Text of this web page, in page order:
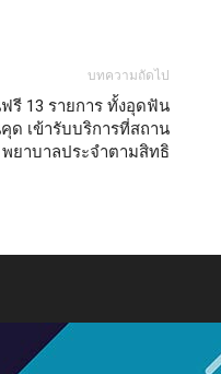
บทความถัดไป
รี 13 รายการ ทั้งอุดฟัน
เข้ารับบริการที่สถาน
พยาบาลประจำตามสิทธิ